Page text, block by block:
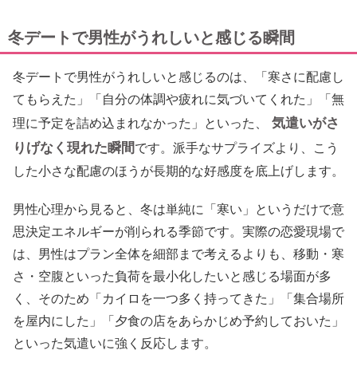
冬デートで男性がうれしいと感じる瞬間
冬デートで男性がうれしいと感じるのは、「寒さに配慮し
てもらえた」「自分の体調や疲れに気づいてくれた」「無
理に予定を詰め込まれなかった」といった、
気遣いがさ
りげなく現れた瞬間です。派手なサプライズより、こう
した小さな配慮のほうが長期的な好感度を底上げします。
男性心理から見ると、冬は単純に「寒い」というだけで意
思決定エネルギーが削られる季節です。実際の恋愛現場で
は、男性はプラン全体を細部まで考えるよりも、移動・寒
さ・空腹といった負荷を最小化したいと感じる場面が多
く、そのため「カイロを一つ多く持ってきた」「集合場所
を屋内にした」「夕食の店をあらかじめ予約しておいた」
といった気遣いに強く反応します。